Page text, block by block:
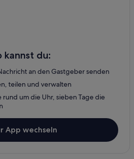
kannst du:
an den Gastgeber senden
teilen und verwalten
rund um die Uhr, sieben Tage die
App wechseln